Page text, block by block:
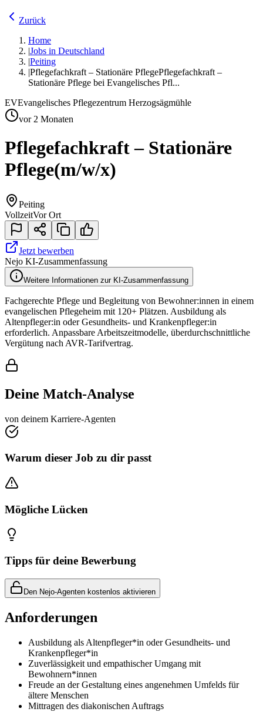
Zurück
Home
|Jobs in Deutschland
|Peiting
|Pflegefachkraft – Stationäre PflegePflegefachkraft –
Stationäre Pflege bei Evangelisches Pfl...
EVEvangelisches Pflegezentrum Herzogsägmühle
vor 2 Monaten
Pflegefachkraft – Stationäre
Pflege(m/w/x)
Peiting
VollzeitVor Ort
Jetzt bewerben
Nejo KI-Zusammenfassung
Weitere Informationen zur KI-Zusammenfassung
Fachgerechte Pflege und Begleitung von Bewohner:innen in einem
evangelischen Pflegeheim mit 120+ Plätzen. Ausbildung als
Altenpfleger:in oder Gesundheits- und Krankenpfleger:in
erforderlich. Anpassbare Arbeitszeitmodelle, überdurchschnittliche
Vergütung nach AVR-Tarifvertrag.
Deine Match-Analyse
von deinem Karriere-Agenten
Warum dieser Job zu dir passt
Mögliche Lücken
Tipps für deine Bewerbung
Den Nejo-Agenten kostenlos aktivieren
Anforderungen
Ausbildung als Altenpfleger*in oder Gesundheits- und
Krankenpfleger*in
Zuverlässigkeit und empathischer Umgang mit
Bewohnern*innen
Freude an der Gestaltung eines angenehmen Umfelds für
ältere Menschen
Mittragen des diakonischen Auftrags